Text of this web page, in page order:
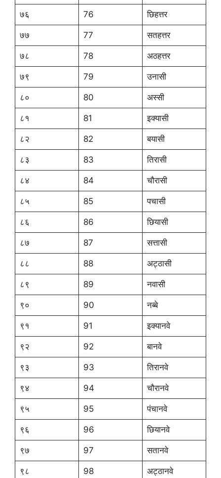
७६ 76 छिहत्तर
७७ 77 सतहत्तर
७८ 78 अठहत्तर
७९ 79 उनासी
८० 80 अस्सी
८१ 81 इक्यासी
८२ 82 बयासी
८३ 83 तिरासी
८४ 84 चौरासी
८५ 85 पचासी
८६ 86 छियासी
८७ 87 सत्तासी
८८ 88 अट्ठासी
८९ 89 नवासी
९० 90 नब्बे
९१ 91 इक्यानवे
९२ 92 बानवे
९३ 93 तिरानवे
९४ 94 चौरानवे
९५ 95 पंचानवे
९६ 96 छियानवे
९७ 97 सतानवे
९८ 98 अट्ठानवे